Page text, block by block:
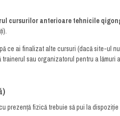
cursurilor anterioare tehnicile
ce ai finalizat alte cursuri (dacă site-ul
sau organizatorul pentru a lămuri
prezență fizică trebuie să pui la dispoziție